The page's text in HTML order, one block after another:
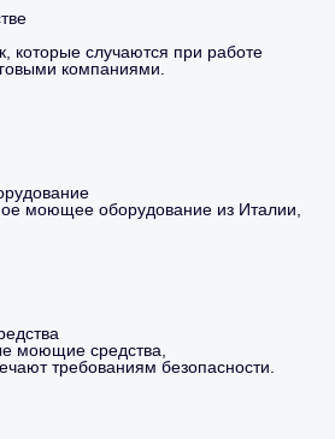
которые случаются при работе
компаниями.
моющее оборудование из Италии,
моющие средства,
требованиям безопасности.